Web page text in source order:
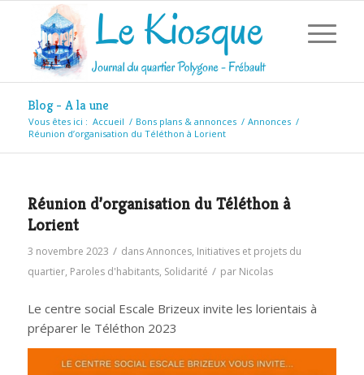
Blog - A la une
Vous êtes ici : Accueil / Bons plans & annonces / Annonces /
Réunion d’organisation du Téléthon à Lorient
Réunion d’organisation du Téléthon à
Lorient
3 novembre 2023 / dansAnnonces, Initiatives et projets du
quartier, Paroles d'habitants, Solidarité / par Nicolas
Le centre social Escale Brizeux invite les lorientais à
préparer le Téléthon 2023